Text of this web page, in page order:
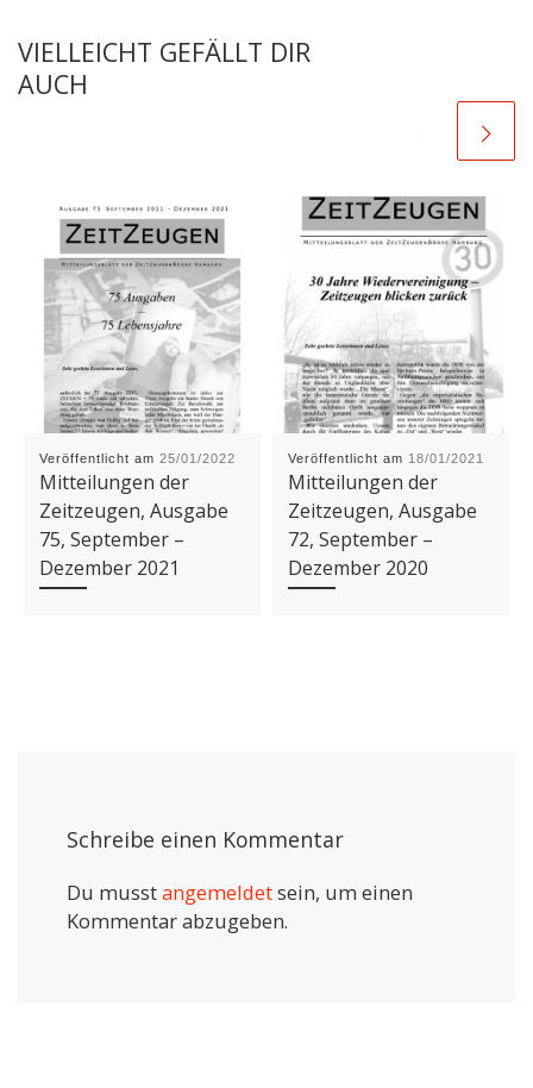
VIELLEICHT GEFÄLLT DIR
AUCH
Veröffentlicht am 25/01/2022
Mitteilungen der
Zeitzeugen, Ausgabe
75, September –
Dezember 2021
Veröffentlicht am 18/01/2021
Mitteilungen der
Zeitzeugen, Ausgabe
72, September –
Dezember 2020
Schreibe einen Kommentar
Du musstangemeldetsein, um einen
Kommentar abzugeben.